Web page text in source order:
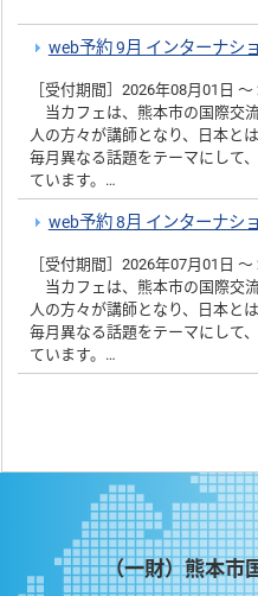
web予約 9月 インターナシ
［受付期間］2026年08月01日
当カフェは、熊本市の国際交
人の方々が講師となり、日本と
毎月異なる話題をテーマにして
ています。…
web予約 8月 インターナシ
［受付期間］2026年07月01日
当カフェは、熊本市の国際交
人の方々が講師となり、日本と
毎月異なる話題をテーマにして
ています。…
（一財）熊本市